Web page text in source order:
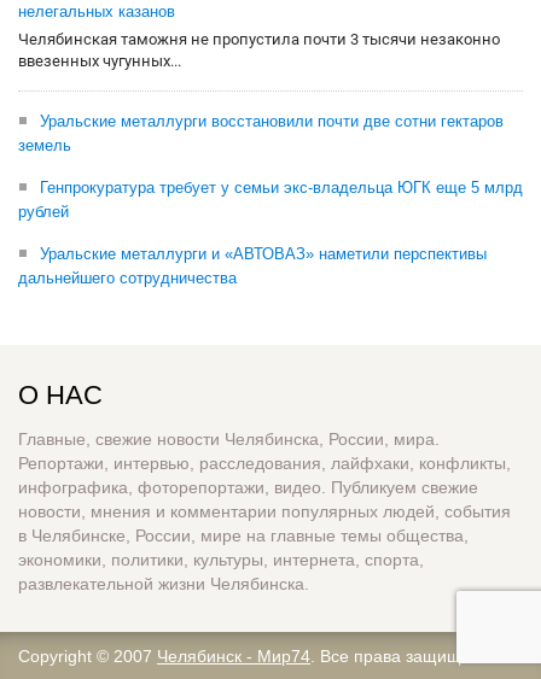
нелегальных казанов
Челябинская таможня не пропустила почти 3 тысячи незаконно
ввезенных чугунных...
Уральские металлурги восстановили почти две сотни гектаров
земель
Генпрокуратура требует у семьи экс-владельца ЮГК еще 5 млрд
рублей
Уральские металлурги и «АВТОВАЗ» наметили перспективы
дальнейшего сотрудничества
О НАС
Главные, свежие новости Челябинска, России, мира.
Репортажи, интервью, расследования, лайфхаки, конфликты,
инфографика, фоторепортажи, видео. Публикуем свежие
новости, мнения и комментарии популярных людей, события
в Челябинске, России, мире на главные темы общества,
экономики, политики, культуры, интернета, спорта,
развлекательной жизни Челябинска.
Copyright © 2007 Челябинск - Мир74 . Все права защищены.